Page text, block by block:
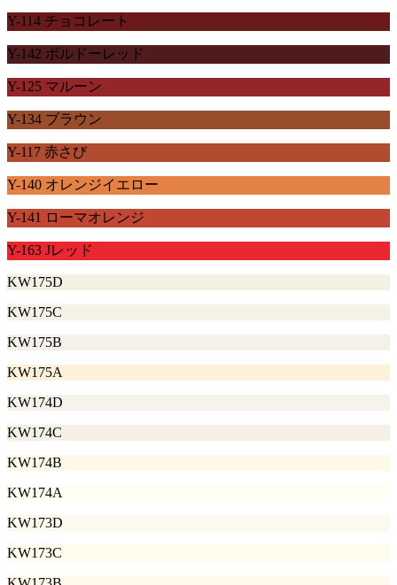
Y-114 チョコレート
Y-142 ボルドーレッド
Y-125 マルーン
Y-134 ブラウン
Y-117 赤さび
Y-140 オレンジイエロー
Y-141 ローマオレンジ
Y-163 Jレッド
KW175D
KW175C
KW175B
KW175A
KW174D
KW174C
KW174B
KW174A
KW173D
KW173C